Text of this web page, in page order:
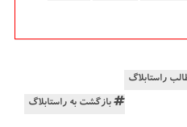
راستابلاگ
بازگشت به راستابلاگ